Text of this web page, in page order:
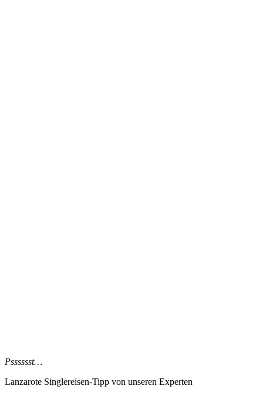
Psssssst…
Lanzarote Singlereisen-Tipp von unseren Experten